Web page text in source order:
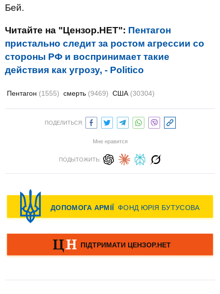
Бей.
Читайте на "Цензор.НЕТ": Пентагон
пристально следит за ростом агрессии со
стороны РФ и воспринимает такие
действия как угрозу, - Politico
Пентагон (1555) смерть (9469) США (30304)
ПОДЕЛИТЬСЯ:
Мне нравится
ПОДЫТОЖИТЬ: